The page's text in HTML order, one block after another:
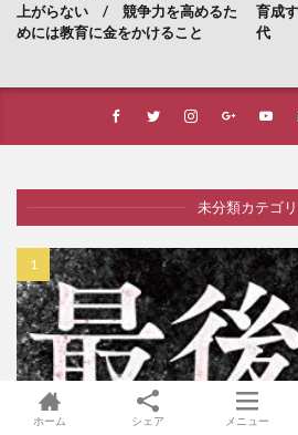
上がらない / 競争力を高めるた
めには教育に金をかけること
育成
代
未分類カテゴリ
ホーム シェア メニュー